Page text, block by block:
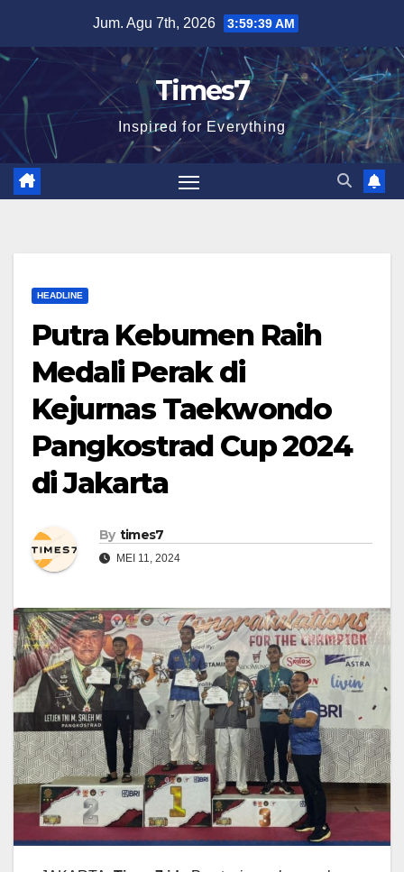
content
Jum. Agu 7th, 2026 3:59:41 AM
Times7
Inspired for Everything
HEADLINE
Putra Kebumen Raih
Medali Perak di
Kejurnas Taekwondo
Pangkostrad Cup 2024
di Jakarta
By times7
MEI 11, 2024